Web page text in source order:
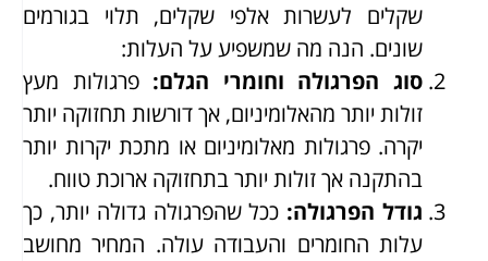
שקלים לעשרות אלפי שקלים, תלוי בגורמים
שונים. הנה מה שמשפיע על העלות:
סוג הפרגולה וחומרי הגלם: פרגולות מעץ
זולות יותר מהאלומיניום, אך דורשות תחזוקה יותר
יקרה. פרגולות מאלומיניום או מתכת יקרות יותר
בהתקנה אך זולות יותר בתחזוקה ארוכת טווח.
גודל הפרגולה: ככל שהפרגולה גדולה יותר, כך
עלות החומרים והעבודה עולה. המחיר מחושב